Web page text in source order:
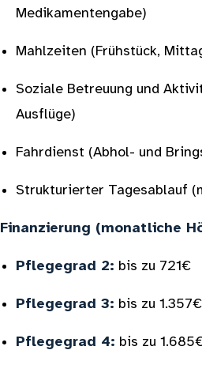
Medikamentengabe)
Mahlzeiten (Frühstück,
Soziale Betreuung und
Ausflüge)
Fahrdienst (Abhol- und
Strukturierter Tagesablauf
Finanzierung (monatliche
Pflegegrad 2: bis zu 721€
Pflegegrad 3: bis zu 1.357€
Pflegegrad 4: bis zu